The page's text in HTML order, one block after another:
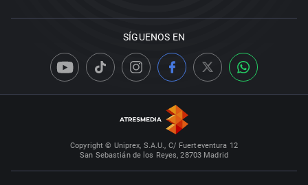
SÍGUENOS EN
Copyright © Uniprex, S.A.U., C/ Fuerteventura 12
San Sebastián de los Reyes, 28703 Madrid